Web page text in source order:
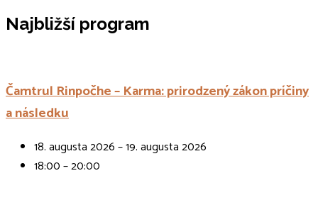
Udalosti
Najbližší program
Čamtrul Rinpočhe – Karma: prirodzený zákon príčiny
a následku
18. augusta 2026 – 19. augusta 2026
18:00 – 20:00